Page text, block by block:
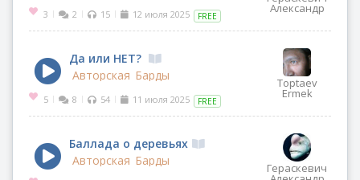
Александр
3 | 2 | 15 | 12 июля 2025 FREE
Toptaev
Ermek
Да или НЕТ?
Авторская Барды
5 | 8 | 54 | 11 июля 2025 FREE
Гераскевич
Баллада о деревьях
Авторская Барды